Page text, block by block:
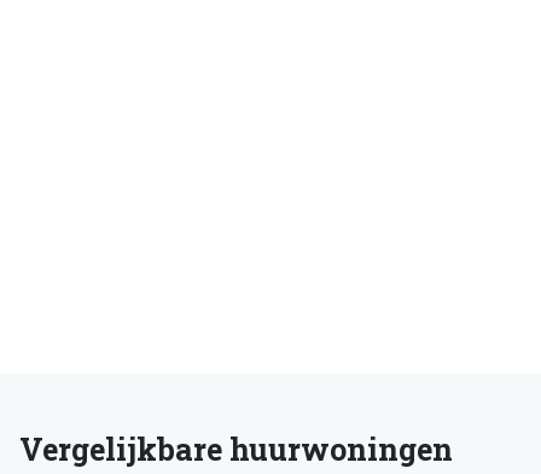
Vergelijkbare huurwoningen